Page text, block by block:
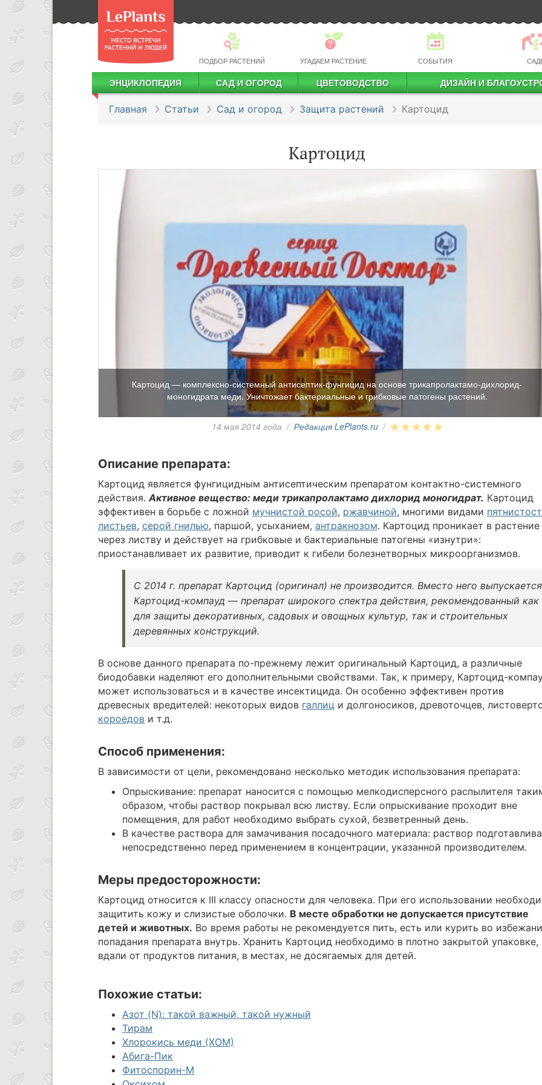
ПОДБОР РАСТЕНИЙ УГАДАЕМ РАСТЕНИЕ СОБЫТИЯ
ЭНЦИКЛОПЕДИЯ САД И ОГОРОД ЦВЕТОВОДСТВО ДИЗАЙН И
Главная Статьи Сад и огород Защита растений Картоцид
Картоцид
Картоцид — комплексно-системный антисептик-фунгицид на основе трикапролактамо-дихлорид-
моногидрата меди. Уничтожает бактериальные и грибковые патогены растений.
14 мая 2014 года / Редакция LePlants.ru /
Описание препарата:
Картоцид является фунгицидным антисептическим препаратом контактно-системного
действия. Активное вещество: меди трикапролактамо дихлорид моногидрат. Картоцид
эффективен в борьбе с ложной мучнистой росой, ржавчиной, многими видами
листьев, серой гнилью, паршой, усыханием, антракнозом. Картоцид проникает в растение
через листву и действует на грибковые и бактериальные патогены «изнутри»:
приостанавливает их развитие, приводит к гибели болезнетворных микроорганизмов.
С 2014 г. препарат Картоцид (оригинал) не производится. Вместо него выпускается
Картоцид-компауд — препарат широкого спектра действия, рекомендованный как
для защиты декоративных, садовых и овощных культур, так и строительных
деревянных конструкций.
В основе данного препарата по-прежнему лежит оригинальный Картоцид, а различные
биодобавки наделяют его дополнительными свойствами. Так, к примеру, Картоцид-
может использоваться и в качестве инсектицида. Он особенно эффективен против
древесных вредителей: некоторых видов галлиц и долгоносиков, древоточцев,
короедов и т.д.
Способ применения:
В зависимости от цели, рекомендовано несколько методик использования препарата:
Опрыскивание: препарат наносится с помощью мелкодисперсного распылителя
образом, чтобы раствор покрывал всю листву. Если опрыскивание проходит вне
помещения, для работ необходимо выбрать сухой, безветренный день.
В качестве раствора для замачивания посадочного материала: раствор
непосредственно перед применением в концентрации, указанной производителем.
Меры предосторожности:
Картоцид относится к III классу опасности для человека. При его использовании
защитить кожу и слизистые оболочки. В месте обработки не допускается присутствие
детей и животных. Во время работы не рекомендуется пить, есть или курить во
попадания препарата внутрь. Хранить Картоцид необходимо в плотно закрытой упаковке,
вдали от продуктов питания, в местах, не досягаемых для детей.
Похожие статьи:
Азот (N): такой важный, такой нужный
Тирам
Хлорокись меди (ХОМ)
Абига-Пик
Фитоспорин-М